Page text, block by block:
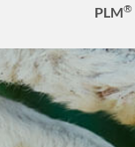
PLM®